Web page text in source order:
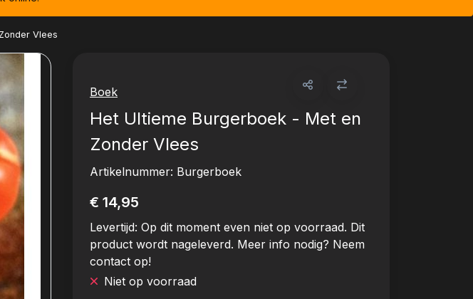
Vlees
Boek
Het Ultieme Burgerboek - Met en
Zonder Vlees
Artikelnummer: Burgerboek
€ 14,95
Levertijd: Op dit moment even niet op voorraad. Dit
product wordt nageleverd. Meer info nodig? Neem
contact op!
Niet op voorraad